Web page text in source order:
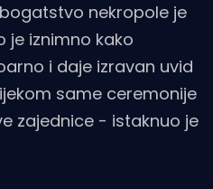
nekropole je
je iznimno kako
i daje izravan uvid
same ceremonije
zajednice - istaknuo je